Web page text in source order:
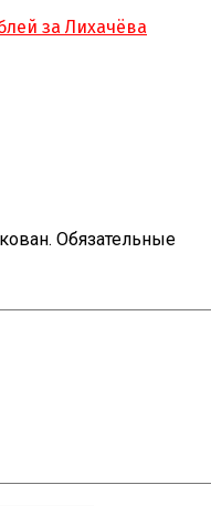
за Лихачёва
Обязательные